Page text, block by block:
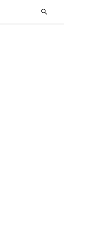
search